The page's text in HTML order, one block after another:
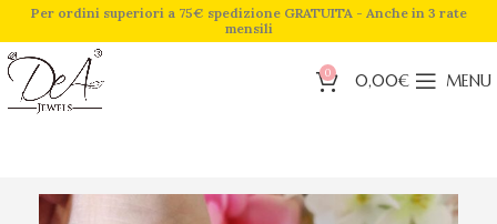
Per ordini superiori a 75€ spedizione GRATUITA - Anche in 3 rate
mensili
0 0,00€ MENU